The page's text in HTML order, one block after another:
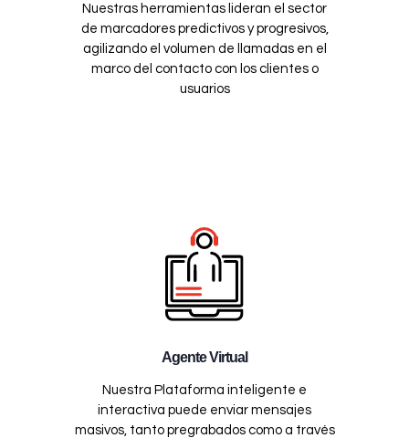
Nuestras herramientas lideran el sector
de marcadores predictivos y progresivos,
agilizando el volumen de llamadas en el
marco del contacto con los clientes o
usuarios
Agente Virtual
Nuestra Plataforma inteligente e
interactiva puede enviar mensajes
masivos, tanto pregrabados como a través